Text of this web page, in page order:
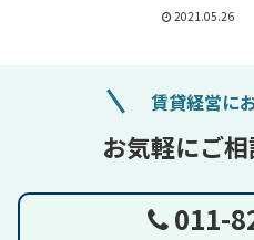
2021.05.26
賃貸経営に
お気軽にご相
011-